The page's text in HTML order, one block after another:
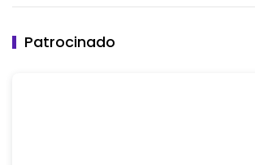
Patrocinado